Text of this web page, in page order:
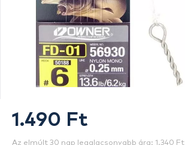
1.490 Ft
Az elmúlt 30 nap legalacsonyabb ára: 1.340 Ft